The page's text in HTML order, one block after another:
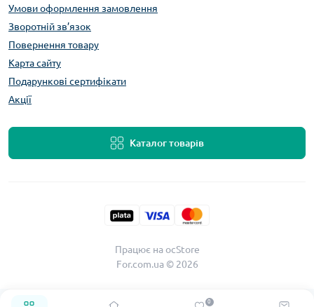
0
Умови оформлення замовлення
Зворотній зв’язок
Повернення товару
Карта сайту
Подарункові сертифікати
Акції
Каталог товарів
Працює наocStore
For.com.ua © 2026